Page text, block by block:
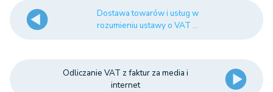
Dostawa towarów i usług w
rozumieniu ustawy o VAT ...
Odliczanie VAT z faktur za media i
internet